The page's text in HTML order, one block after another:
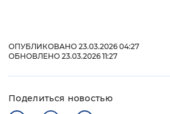
ОПУБЛИКОВАНО 23.03.2026 04:27
ОБНОВЛЕНО 23.03.2026 11:27
Поделиться новостью